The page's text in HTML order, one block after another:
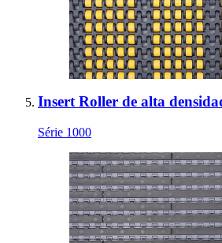
Insert Roller de alta
Série 1000